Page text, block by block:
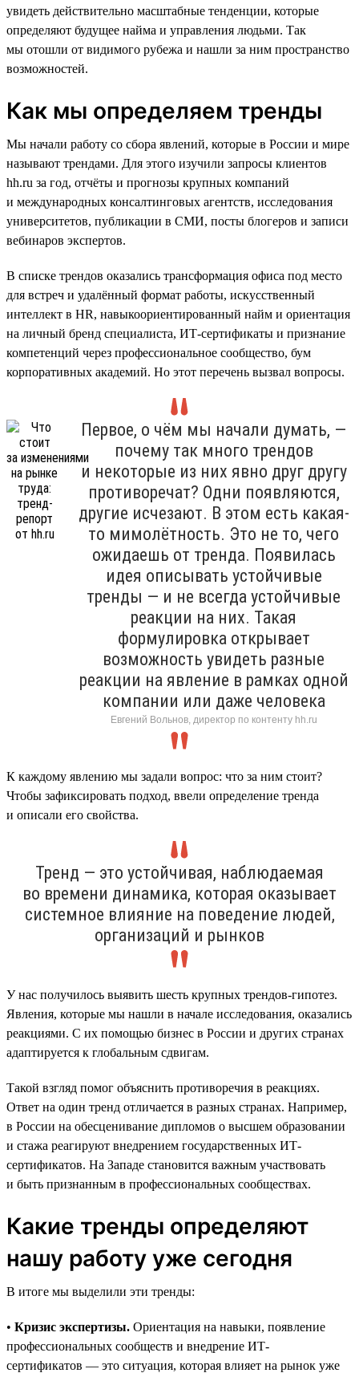
увидеть действительно масштабные тенденции, которые
определяют будущее найма и управления людьми. Так
мы отошли от видимого рубежа и нашли за ним пространство
возможностей.
Как мы определяем тренды
Мы начали работу со сбора явлений, которые в России и мире
называют трендами. Для этого изучили запросы клиентов
hh.ru за год, отчёты и прогнозы крупных компаний
и международных консалтинговых агентств, исследования
университетов, публикации в СМИ, посты блогеров и записи
вебинаров экспертов.
В списке трендов оказались трансформация офиса под место
для встреч и удалённый формат работы, искусственный
интеллект в HR, навыкоориентированный найм и ориентация
на личный бренд специалиста, ИТ-сертификаты и признание
компетенций через профессиональное сообщество, бум
корпоративных академий. Но этот перечень вызвал вопросы.
Первое, о чём мы начали думать, —
почему так много трендов
и некоторые из них явно друг другу
противоречат? Одни появляются,
другие исчезают. В этом есть какая-
то мимолётность. Это не то, чего
ожидаешь от тренда. Появилась
идея описывать устойчивые
тренды — и не всегда устойчивые
реакции на них. Такая
формулировка открывает
возможность увидеть разные
реакции на явление в рамках одной
компании или даже человека
Евгений Вольнов, директор по контенту hh.ru
К каждому явлению мы задали вопрос: что за ним стоит?
Чтобы зафиксировать подход, ввели определение тренда
и описали его свойства.
Тренд — это устойчивая, наблюдаемая
во времени динамика, которая оказывает
системное влияние на поведение людей,
организаций и рынков
У нас получилось выявить шесть крупных трендов-гипотез.
Явления, которые мы нашли в начале исследования, оказались
реакциями. С их помощью бизнес в России и других странах
адаптируется к глобальным сдвигам.
Такой взгляд помог объяснить противоречия в реакциях.
Ответ на один тренд отличается в разных странах. Например,
в России на обесценивание дипломов о высшем образовании
и стажа реагируют внедрением государственных ИТ-
сертификатов. На Западе становится важным участвовать
и быть признанным в профессиональных сообществах.
Какие тренды определяют
нашу работу уже сегодня
В итоге мы выделили эти тренды:
• Кризис экспертизы. Ориентация на навыки, появление
профессиональных сообществ и внедрение ИТ-
сертификатов — это ситуация, которая влияет на рынок уже